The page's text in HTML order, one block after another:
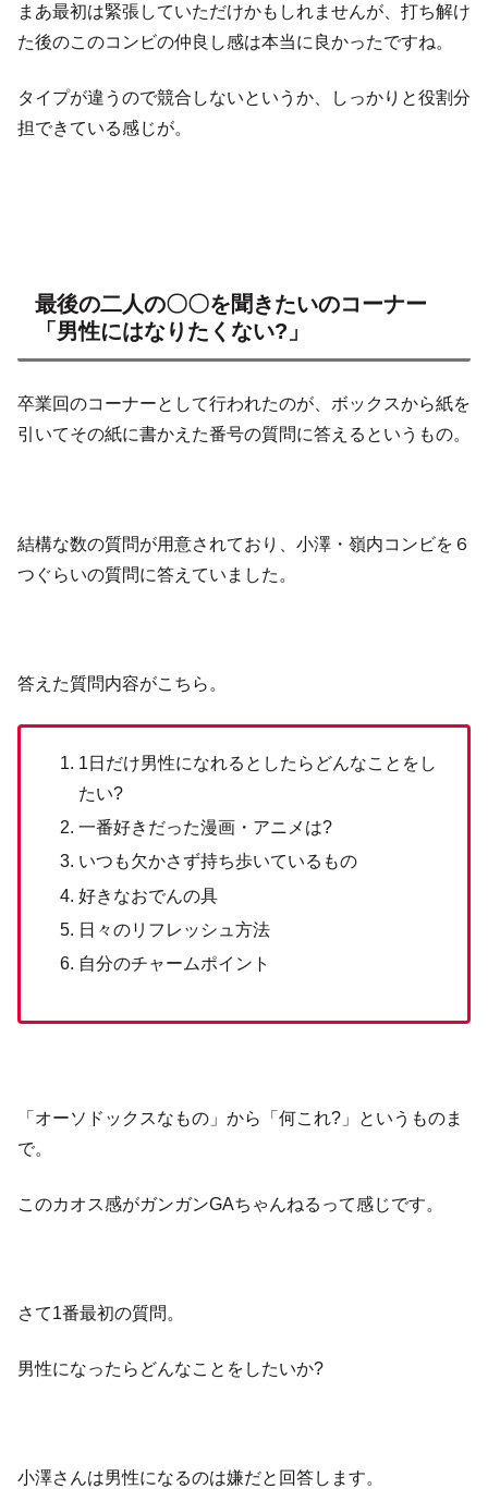
まあ最初は緊張していただけかもしれませんが、打ち解け
た後のこのコンビの仲良し感は本当に良かったですね。
タイプが違うので競合しないというか、しっかりと役割分
担できている感じが。
最後の二人の〇〇を聞きたいのコーナー
「男性にはなりたくない?」
卒業回のコーナーとして行われたのが、ボックスから紙を
引いてその紙に書かえた番号の質問に答えるというもの。
結構な数の質問が用意されており、小澤・嶺内コンビを６
つぐらいの質問に答えていました。
答えた質問内容がこちら。
1日だけ男性になれるとしたらどんなことをし
たい?
一番好きだった漫画・アニメは?
いつも欠かさず持ち歩いているもの
好きなおでんの具
日々のリフレッシュ方法
自分のチャームポイント
「オーソドックスなもの」から「何これ?」というものま
で。
このカオス感がガンガンGAちゃんねるって感じです。
さて1番最初の質問。
男性になったらどんなことをしたいか?
小澤さんは男性になるのは嫌だと回答します。